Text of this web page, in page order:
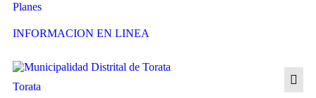
Planes
INFORMACION EN LINEA
Torata